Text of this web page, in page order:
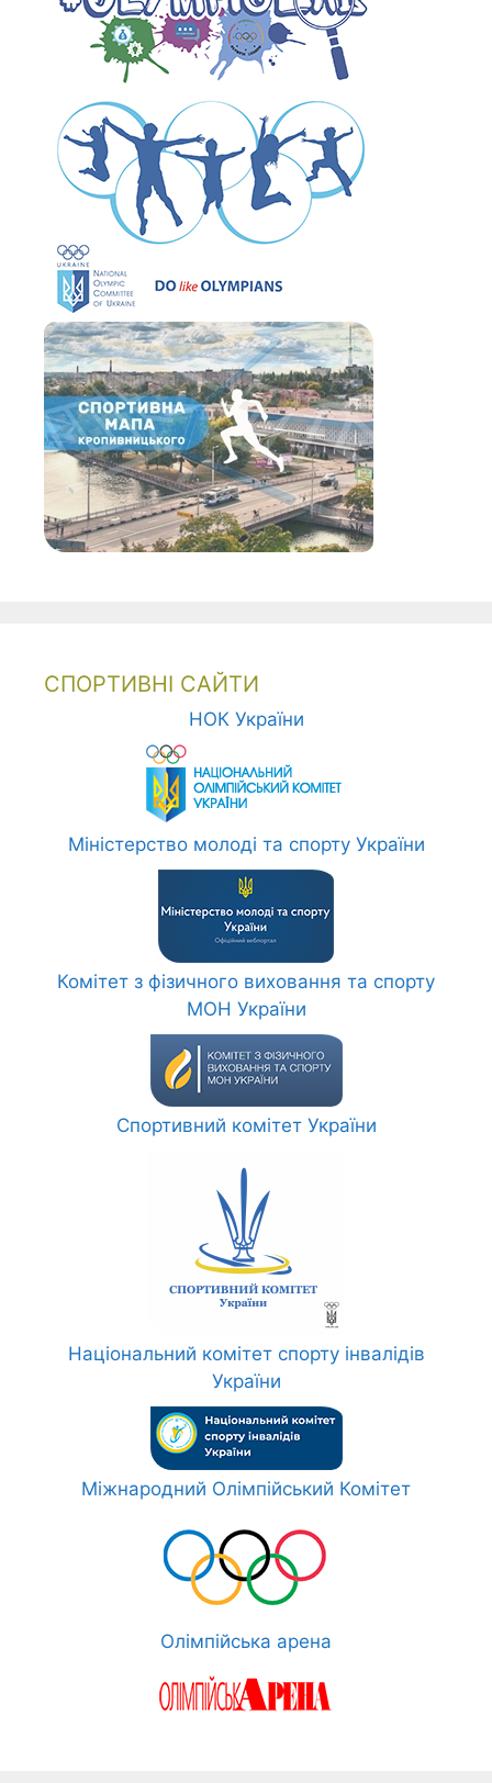
СПОРТИВНІ САЙТИ
НОК України
Міністерство молоді та спорту України
Комітет з фізичного виховання та спорту
МОН України
Спортивний комітет України
Національний комітет спорту інвалідів
України
Міжнародний Олімпійський Комітет
Олімпійська арена